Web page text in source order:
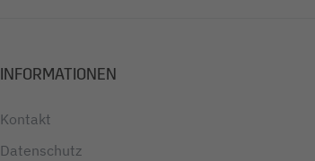
INFORMATIONEN
Kontakt
Datenschutz